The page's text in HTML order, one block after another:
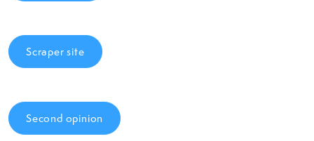
Scraper site
Second opinion